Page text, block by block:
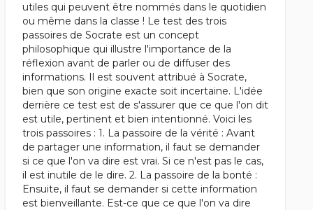
utiles qui peuvent être nommés dans le quotidien
ou même dans la classe ! Le test des trois
passoires de Socrate est un concept
philosophique qui illustre l'importance de la
réflexion avant de parler ou de diffuser des
informations. Il est souvent attribué à Socrate,
bien que son origine exacte soit incertaine. L'idée
derrière ce test est de s'assurer que ce que l'on dit
est utile, pertinent et bien intentionné. Voici les
trois passoires : 1. La passoire de la vérité : Avant
de partager une information, il faut se demander
si ce que l'on va dire est vrai. Si ce n'est pas le cas,
il est inutile de le dire. 2. La passoire de la bonté :
Ensuite, il faut se demander si cette information
est bienveillante. Est-ce que ce que l'on va dire